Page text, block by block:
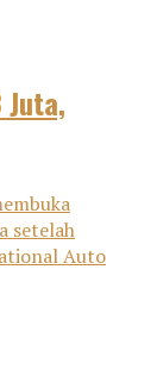
Juta,
setelah
Auto